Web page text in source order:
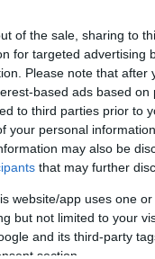
of the sale, sharing to
for targeted advertising
Please note that
based ads based
to third parties prior to
your personal
may also be
that may further
website/app uses one
but not limited to your
and its third-party
section.
reguł